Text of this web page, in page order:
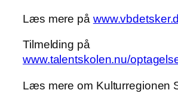
Læs mere på
Tilmelding på
www.talentskolen.nu/
Læs mere om Kulturregionen